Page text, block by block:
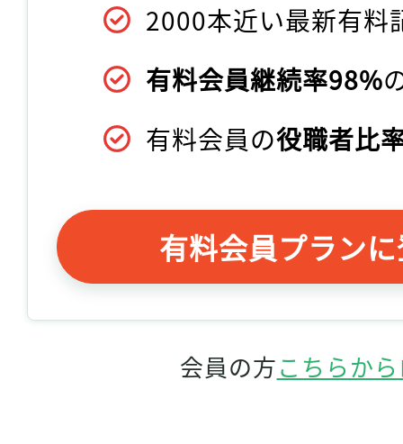
2000本近い最新有料
有料会員継続率98%
有料会員の役職者比
有料会員プラン
会員の方こちらか